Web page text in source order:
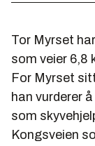
Tor Myrset
som veier 6,8
For Myrset
han vurderer
som
Kongsveien